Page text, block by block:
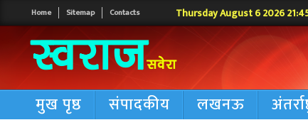
Home Sitemap Contacts Thursday August 6 2026
मुख पृष्ठ संपादकीय लखनऊ